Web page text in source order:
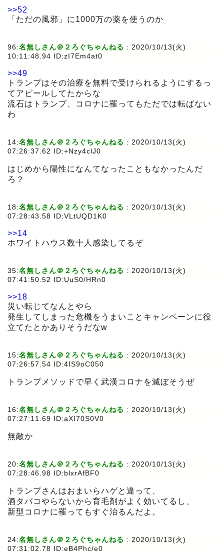
>>52
「ただの風邪」に1000万の薬を使うのか
96:名無しさん＠２ろぐちゃんねる : 2020/10/13(火)
10:11:48.94 ID:zI7Em4at0
>>49
トランプはその治療を無料で受けられるようにするっ
てアピールしてたからな
流石はトランプ、コロナに罹ってもただでは転ばない
わ
14:名無しさん＠２ろぐちゃんねる : 2020/10/13(火)
07:26:37.62 ID:+Nzy4clJ0
はじめから陽性になんてなったこともなかったんだ
ろ？
18:名無しさん＠２ろぐちゃんねる : 2020/10/13(火)
07:28:43.58 ID:VLtUQD1K0
>>14
ホワイトハウス数十人感染してるぞ
35:名無しさん＠２ろぐちゃんねる : 2020/10/13(火)
07:41:50.52 ID:UuS0/HRn0
>>18
災い転じてなんとやら
発生してしまった危機をうまいことキャンペーンに役
立てたとかありそうだなw
15:名無しさん＠２ろぐちゃんねる : 2020/10/13(火)
07:26:57.54 ID:4IS9oC050
トランプメソッドで早く武漢コロナを滅ぼそうぜ
16:名無しさん＠２ろぐちゃんねる : 2020/10/13(火)
07:27:11.69 ID:aXI70S0V0
無敵か
20:名無しさん＠２ろぐちゃんねる : 2020/10/13(火)
07:28:46.98 ID:blxrAfBF0
トランプさんはおまいらハゲと違って、
酒タバコやらないから育毛剤がよく効いてるし、
新型コロナに罹ってもすぐ治るんだよ。
24:名無しさん＠２ろぐちゃんねる : 2020/10/13(火)
07:31:02.78 ID:eB4Phc/e0